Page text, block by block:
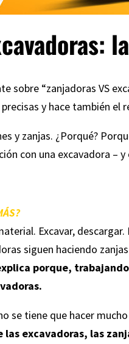
sobre “zanjadoras VS
y hace también el
y zanjas. ¿Porqué?
con una excavadora –
Excavar, descargar.
siguen haciendo
porque,
se tiene que hacer
excavadoras, las